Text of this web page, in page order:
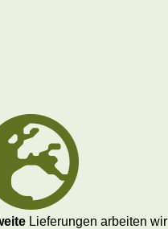
Lieferungen arbeiten wir